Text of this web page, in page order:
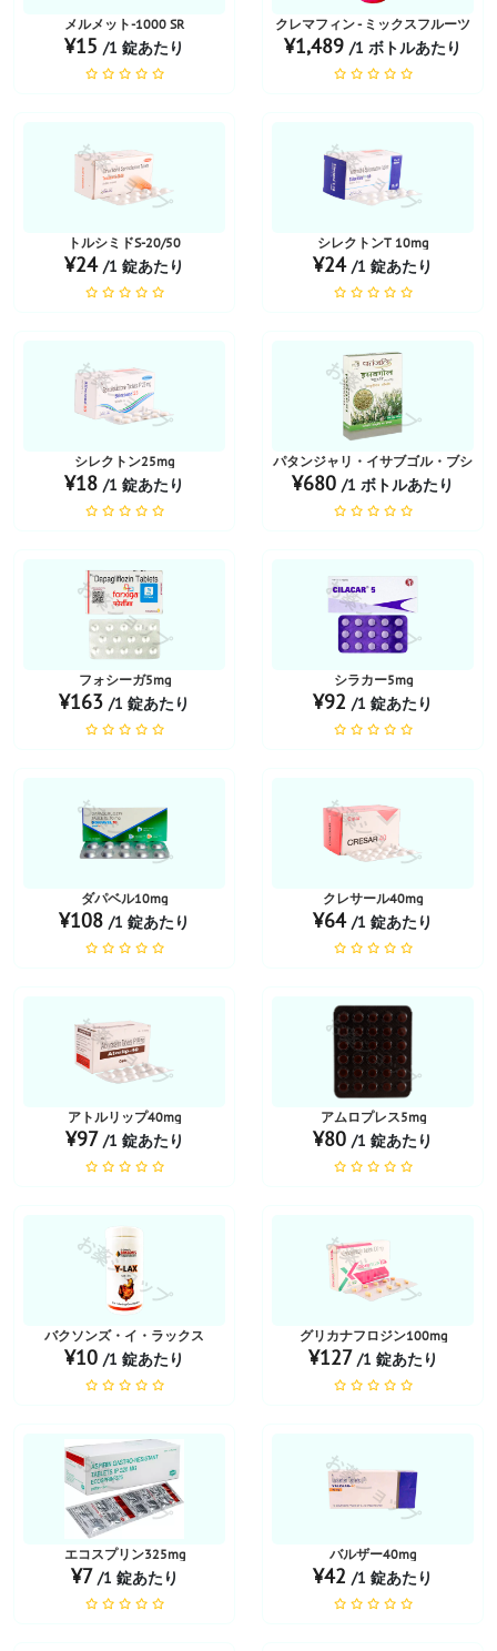
メルメット-1000 SR
¥15 /1 錠あたり
クレマフィン - ミックスフルーツ
¥1,489 /1 ボトルあたり
お薬ショップ
トルシミドS-20/50
¥24 /1 錠あたり
お薬ショップ
シレクトンT 10mg
¥24 /1 錠あたり
お薬ショップ
シレクトン25mg
¥18 /1 錠あたり
お薬ショップ
パタンジャリ・イサブゴル・ブシ
¥680 /1 ボトルあたり
お薬ショップ
フォシーガ5mg
¥163 /1 錠あたり
お薬ショップ
シラカー5mg
¥92 /1 錠あたり
お薬ショップ
ダパベル10mg
¥108 /1 錠あたり
お薬ショップ
クレサール40mg
¥64 /1 錠あたり
お薬ショップ
アトルリップ40mg
¥97 /1 錠あたり
お薬ショップ
アムロプレス5mg
¥80 /1 錠あたり
お薬ショップ
バクソンズ・イ・ラックス
¥10 /1 錠あたり
お薬ショップ
グリカナフロジン100mg
¥127 /1 錠あたり
お薬ショップ
エコスプリン325mg
¥7 /1 錠あたり
お薬ショップ
バルザー40mg
¥42 /1 錠あたり